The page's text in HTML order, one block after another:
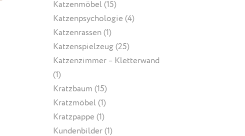
Katzenmöbel(15)
Katzenpsychologie (4)
Katzenrassen(1)
Katzenspielzeug(25)
Katzenzimmer – Kletterwand
(1)
Kratzbaum (15)
Kratzmöbel(1)
Kratzpappe (1)
Kundenbilder(1)